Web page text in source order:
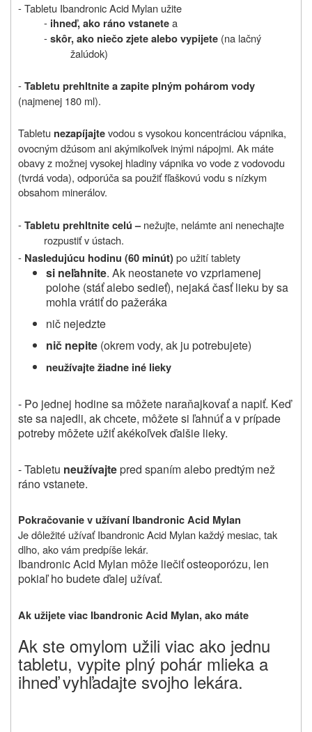
- Tabletu Ibandronic Acid Mylan užite
- ihneď, ako ráno vstanete a
- skôr, ako niečo zjete alebo vypijete (na lačný
žalúdok)
-Tabletu prehltnite a zapite plným pohárom vody
(najmenej 180 ml).
Tabletu nezapíjajtevodou s vysokou koncentráciou vápnika,
ovocným džúsom ani akýmikoľvek inými nápojmi. Ak máte
obavy z možnej vysokej hladiny vápnika vo vode z vodovodu
(tvrdá voda), odporúča sa použiť fľaškovú vodu s nízkym
obsahom minerálov.
-Tabletu prehltnite celú – nežujte, nelámte ani nenechajte
rozpustiť v ústach.
- Nasledujúcu hodinu (60 minút)po užití tablety
si neľahnite. Ak neostanete vo vzpriamenej
polohe (stáť alebo sedieť), nejaká časť lieku by sa
mohla vrátiť do pažeráka
nič nejedzte
nič nepite (okrem vody, ak ju potrebujete)
neužívajte žiadne iné lieky
- Po jednej hodine sa môžete naraňajkovať a napiť. Keď
ste sa najedli, ak chcete, môžete si ľahnúť a v prípade
potreby môžete užiť akékoľvek ďalšie lieky.
- Tabletu neužívajtepred spaním alebo predtým než
ráno vstanete.
Pokračovanie v užívaní Ibandronic Acid Mylan
Je dôležité užívať Ibandronic Acid Mylan každý mesiac, tak
dlho, ako vám predpíše lekár.
Ibandronic Acid Mylan môže liečiť osteoporózu, len
pokiaľ ho budete ďalej užívať.
Ak užijete viac Ibandronic Acid Mylan,ako máte
Ak ste omylom užili viac ako jednu
tabletu, vypite plný pohár mlieka a
ihneď vyhľadajte svojho lekára.